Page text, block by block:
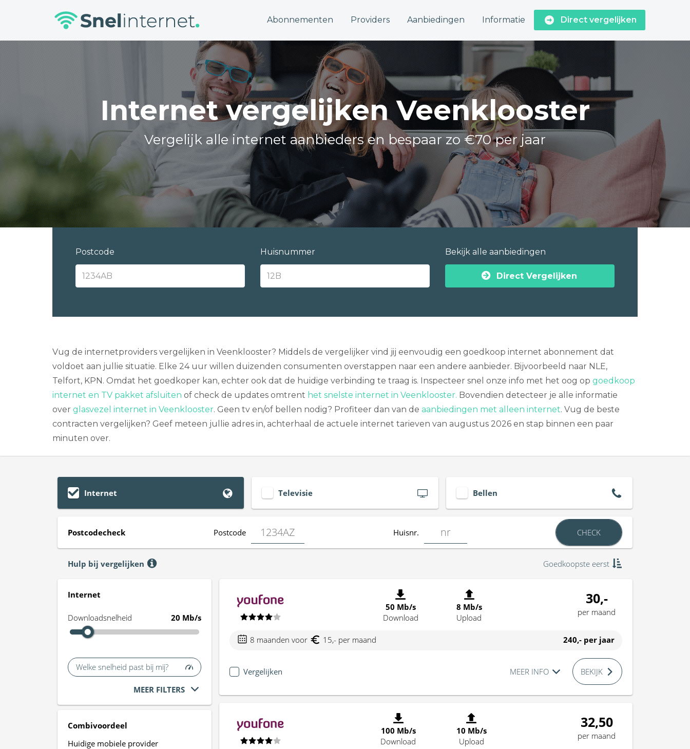
Abonnementen Providers Aanbiedingen Informatie Direct vergelijken
Skip
to
content
Internet vergelijken Veenklooster
Vergelijk alle internet aanbieders en bespaar zo €70 per jaar
Postcode Huisnummer Bekijk alle aanbiedingen
Direct Vergelijken
Vug de internetproviders vergelijken in Veenklooster? Middels de vergelijker vind jij eenvoudig een goedkoop internet abonnement dat
voldoet aan jullie situatie. Elke 24 uur willen duizenden consumenten overstappen naar een andere aanbieder. Bijvoorbeeld naar NLE,
Telfort, KPN. Omdat het goedkoper kan, echter ook dat de huidige verbinding te traag is. Inspecteer snel onze info met het oog op goedkoop
internet en TV pakket afsluiten of check de updates omtrent het snelste internet in Veenklooster. Bovendien detecteer je alle informatie
over glasvezel internet in Veenklooster. Geen tv en/of bellen nodig? Profiteer dan van de aanbiedingen met alleen internet. Vug de beste
contracten vergelijken? Geef meteen jullie adres in, achterhaal de actuele internet tarieven van augustus 2026 en stap binnen een paar
minuten over.
Internet Televisie Bellen
Postcodecheck Postcode Huisnr. CHECK
Hulp bij vergelijken Goedkoopste eerst
Internet
Downloadsnelheid 20 Mb/s
Welke snelheid past bij mij?
MEER FILTERS
Combivoordeel
Huidige mobiele provider
50 Mb/s
Download
8 Mb/s
Upload
30,-
per maand
8 maanden voor 15,- per maand 240,- per jaar
Vergelijken MEER INFO BEKIJK
100 Mb/s
Download
10 Mb/s
Upload
32,50
per maand